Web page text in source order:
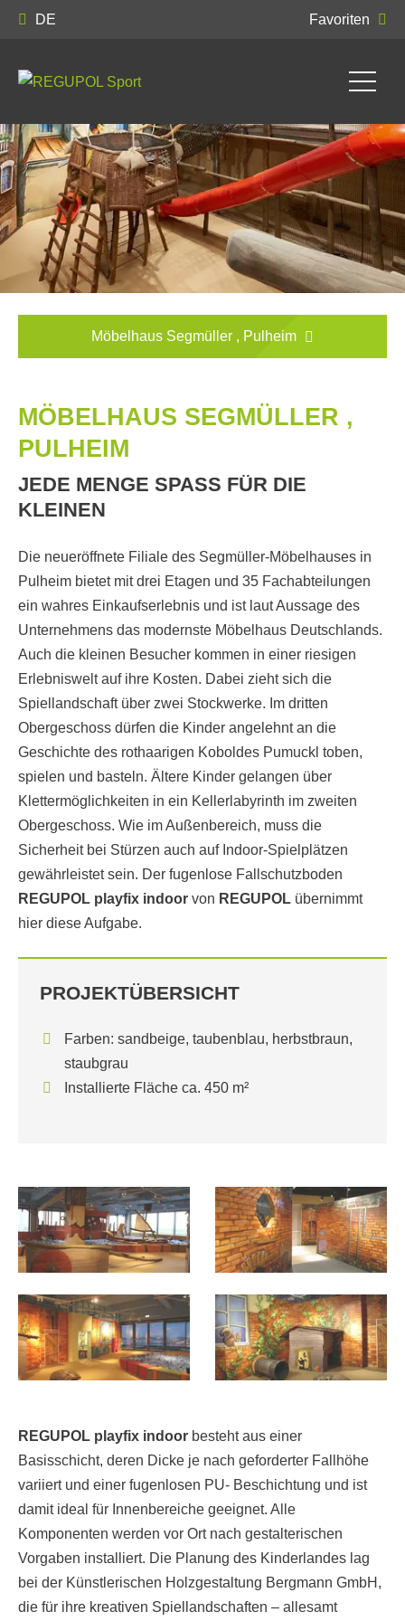
DE Favoriten
Möbelhaus Segmüller , Pulheim
MÖBELHAUS SEGMÜLLER ,
PULHEIM
JEDE MENGE SPASS FÜR DIE K
LEINEN
Die neueröffnete Filiale des Segmüller-Möbelhauses in
Pulheim bietet mit drei Etagen und 35 Fachabteilungen
ein wahres Einkaufserlebnis und ist laut Aussage des
Unternehmens das modernste Möbelhaus Deutschlands.
Auch die kleinen Besucher kommen in einer riesigen
Erlebniswelt auf ihre Kosten. Dabei zieht sich die
Spiellandschaft über zwei Stockwerke. Im dritten
Obergeschoss dürfen die Kinder angelehnt an die
Geschichte des rothaarigen Koboldes Pumuckl toben,
spielen und basteln. Ältere Kinder gelangen über
Klettermöglichkeiten in ein Kellerlabyrinth im zweiten
Obergeschoss. Wie im Außenbereich, muss die
Sicherheit bei Stürzen auch auf Indoor-Spielplätzen
gewährleistet sein. Der fugenlose Fallschutzboden
REGUPOL playfix indoor von REGUPOL übernimmt
hier diese Aufgabe.
PROJEKTÜBERSICHT
Farben: sandbeige, taubenblau, herbstbraun,
staubgrau
Installierte Fläche ca. 450 m²
REGUPOL playfix indoor besteht aus einer
Basisschicht, deren Dicke je nach geforderter Fallhöhe
variiert und einer fugenlosen PU- Beschichtung und ist
damit ideal für Innenbereiche geeignet. Alle
Komponenten werden vor Ort nach gestalterischen
Vorgaben installiert. Die Planung des Kinderlandes lag
bei der Künstlerischen Holzgestaltung Bergmann GmbH,
die für ihre kreativen Spiellandschaften – allesamt